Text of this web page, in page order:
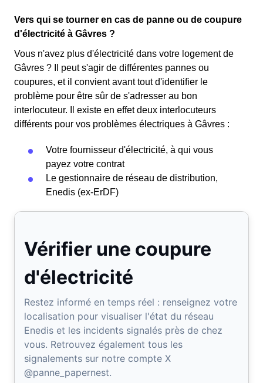
Vers qui se tourner en cas de panne ou de coupure
d'électricité à Gâvres ?
Vous n'avez plus d'électricité dans votre logement de
Gâvres ? Il peut s'agir de différentes pannes ou
coupures, et il convient avant tout d'identifier le
problème pour être sûr de s'adresser au bon
interlocuteur. Il existe en effet deux interlocuteurs
différents pour vos problèmes électriques à Gâvres :
Votre fournisseur d'électricité, à qui vous
payez votre contrat
Le gestionnaire de réseau de distribution,
Enedis (ex-ErDF)